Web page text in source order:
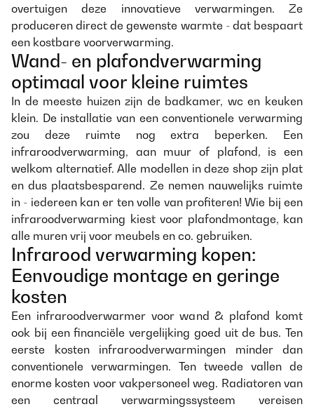
overtuigen deze innovatieve verwarmingen. Ze
produceren direct de gewenste warmte - dat bespaart
een kostbare voorverwarming.
Wand- en plafondverwarming
optimaal voor kleine ruimtes
In de meeste huizen zijn de badkamer, wc en keuken
klein. De installatie van een conventionele verwarming
zou deze ruimte nog extra beperken. Een
infraroodverwarming, aan muur of plafond, is een
welkom alternatief. Alle modellen in deze shop zijn plat
en dus plaatsbesparend. Ze nemen nauwelijks ruimte
in - iedereen kan er ten volle van profiteren! Wie bij een
infraroodverwarming kiest voor plafondmontage, kan
alle muren vrij voor meubels en co. gebruiken.
Infrarood verwarming kopen:
Eenvoudige montage en geringe
kosten
Een infraroodverwarmer voor wand & plafond komt
ook bij een financiële vergelijking goed uit de bus. Ten
eerste kosten infraroodverwarmingen minder dan
conventionele verwarmingen. Ten tweede vallen de
enorme kosten voor vakpersoneel weg. Radiatoren van
een centraal verwarmingssysteem vereisen